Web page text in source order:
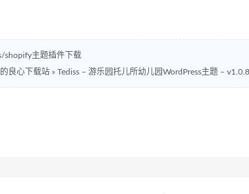
shopify主题插件下载
良心下载站 » Tediss – 游乐园托儿所幼儿园WordPress主题 – v1.0.8